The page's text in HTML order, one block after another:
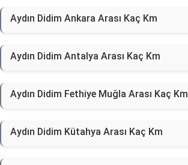
Aydın Didim Ankara Arası Kaç Km
Aydın Didim Antalya Arası Kaç Km
Aydın Didim Fethiye Muğla Arası Kaç Km
Aydın Didim Kütahya Arası Kaç Km